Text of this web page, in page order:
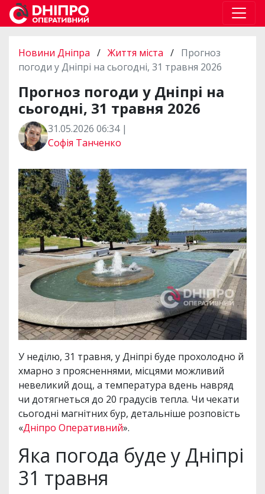
Новини Дніпра / Життя міста / Прогноз
погоди у Дніпрі на сьогодні, 31 травня 2026
Прогноз погоди у Дніпрі на
сьогодні, 31 травня 2026
31.05.2026 06:34 |
Софія Танченко
У неділю, 31 травня, у Дніпрі буде прохолодно й
хмарно з проясненнями, місцями можливий
невеликий дощ, а температура вдень навряд
чи дотягнеться до 20 градусів тепла. Чи чекати
сьогодні магнітних бур, детальніше розповість
«Дніпро Оперативний».
Яка погода буде у Дніпрі
31 травня